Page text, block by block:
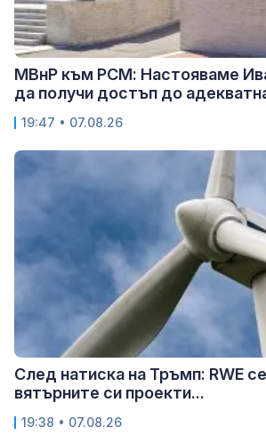
МВнР към РСМ: Настояваме
да получи достъп до
19:47 • 07.08.26
След натиска на Тръмп: RWE
вятърните си проекти...
19:38 • 07.08.26